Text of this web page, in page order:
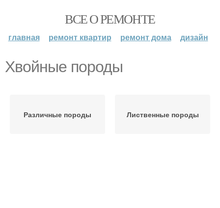
ВСЕ О РЕМОНТЕ
главная ремонт квартир ремонт дома дизайн
Хвойные породы
Различные породы Лиственные породы